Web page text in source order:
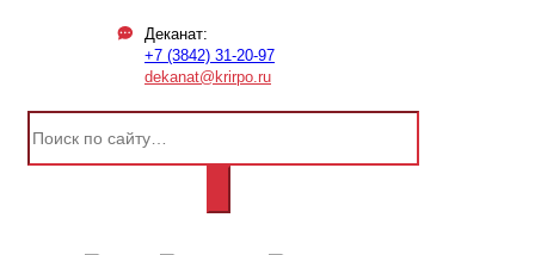
Деканат:
+7 (3842) 31-20-97
dekanat@krirpo.ru